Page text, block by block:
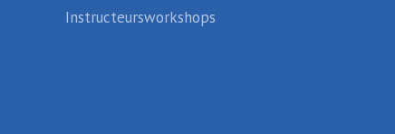
Instructeursworkshops